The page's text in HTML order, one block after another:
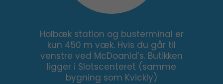
Holbæk station og busterminal er
kun 450 m væk. Hvis du går til
venstre ved McDoanld’s. Butikken
ligger i Slotscenteret (samme
bygning som Kvickly)